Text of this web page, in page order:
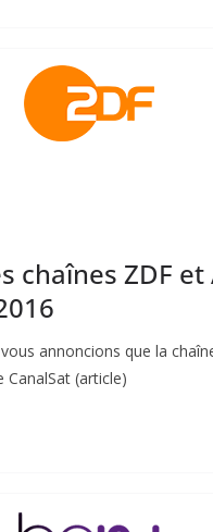
chaînes ZDF et
annoncions que la
CanalSat (article)